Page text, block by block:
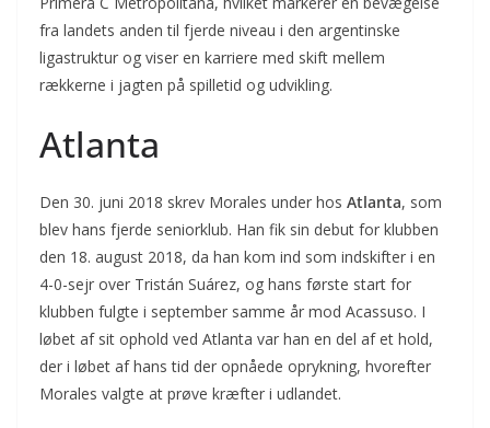
fra landets anden til fjerde niveau i den argentinske
ligastruktur og viser en karriere med skift mellem
rækkerne i jagten på spilletid og udvikling.
Atlanta
Den 30. juni 2018 skrev Morales under hos Atlanta, som
blev hans fjerde seniorklub. Han fik sin debut for klubben
den 18. august 2018, da han kom ind som indskifter i en
4-0-sejr over Tristán Suárez, og hans første start for
klubben fulgte i september samme år mod Acassuso. I
løbet af sit ophold ved Atlanta var han en del af et hold,
der i løbet af hans tid der opnåede oprykning, hvorefter
Morales valgte at prøve kræfter i udlandet.